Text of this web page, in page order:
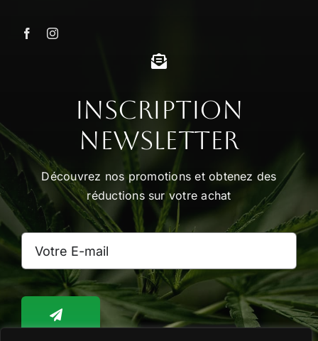
Inscription
Newsletter
Découvrez nos promotions et obtenez des
réductions sur votre achat